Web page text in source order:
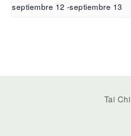
septiembre 12 -septiembre 13
Tai